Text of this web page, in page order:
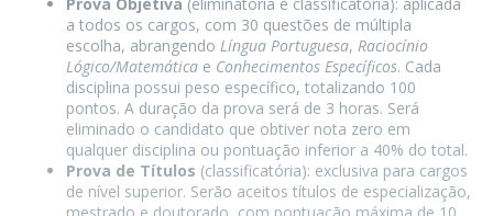
a todos os cargos, com 30 questões de múltipla
escolha, abrangendo Língua Portuguesa, Raciocínio
Lógico/Matemática e Conhecimentos Específicos. Cada
disciplina possui peso específico, totalizando 100
pontos. A duração da prova será de 3 horas. Será
eliminado o candidato que obtiver nota zero em
qualquer disciplina ou pontuação inferior a 40% do total.
Prova de Títulos (classificatória): exclusiva para cargos
de nível superior. Serão aceitos títulos de especialização,